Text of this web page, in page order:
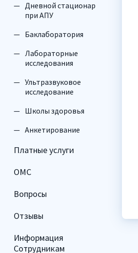
Дневной стационар
при АПУ
Баклаборатория
Лабораторные
исследования
Ультразвуковое
исследование
Школы здоровья
Анкетирование
Платные услуги
ОМС
Вопросы
Отзывы
Информация
Сотрудникам